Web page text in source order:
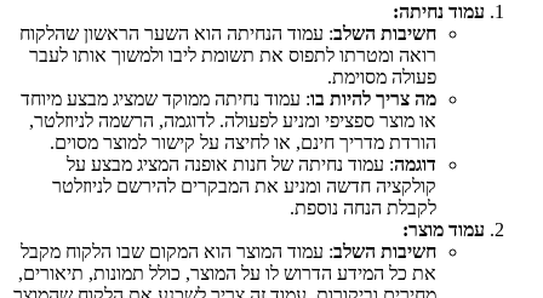
עמוד נחיתה:
חשיבות השלב: עמוד הנחיתה הוא השער הראשון שהלקוח
רואה ומטרתו לתפוס את תשומת ליבו ולמשוך אותו לעבר
פעולה מסוימת.
מה צריך להיות בו: עמוד נחיתה ממוקד שמציג מבצע מיוחד
או מוצר ספציפי ומניע לפעולה. לדוגמה, הרשמה לניוזלטר,
הורדת מדריך חינם, או לחיצה על קישור למוצר מסוים.
דוגמה: עמוד נחיתה של חנות אופנה המציג מבצע על
קולקציה חדשה ומניע את המבקרים להירשם לניוזלטר
לקבלת הנחה נוספת.
עמוד מוצר:
חשיבות השלב: עמוד המוצר הוא המקום שבו הלקוח מקבל
את כל המידע הדרוש לו על המוצר, כולל תמונות, תיאורים,